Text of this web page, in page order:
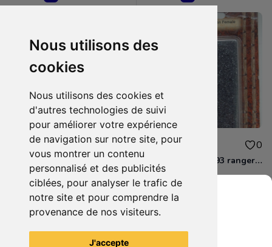
Nous utilisons des
cookies
Nous utilisons des cookies et
d'autres technologies de suivi
pour améliorer votre expérience
de navigation sur notre site, pour
vous montrer un contenu
personnalisé et des publicités
ciblées, pour analyser le trafic de
notre site et pour comprendre la
provenance de nos visiteurs.
J'accepte
15.00€ 0
D&D - 88286 paladin human male Miniature - Donjons Dragons
12.00€ 0
D&D - WOC 40093 ranger human female Miniature - Donjons Dragons
Voir tous les articles du vendeur
Grenier du Geek